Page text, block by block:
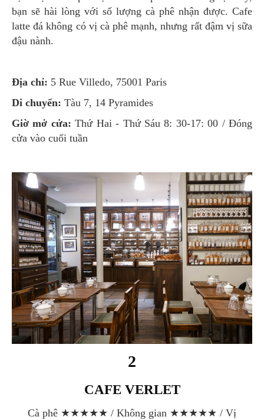
bạn sẽ hài lòng với số lượng cà phê nhận được. Cafe
latte đá không có vị cà phê mạnh, nhưng rất đậm vị sữa
đậu nành.
Địa chỉ: 5 Rue Villedo, 75001 Paris
Di chuyển: Tàu 7, 14 Pyramides
Giờ mở cửa: Thứ Hai - Thứ Sáu 8: 30-17: 00 / Đóng
cửa vào cuối tuần
2
CAFE VERLET
Cà phê ★★★★★ / Không gian ★★★★★ / Vị